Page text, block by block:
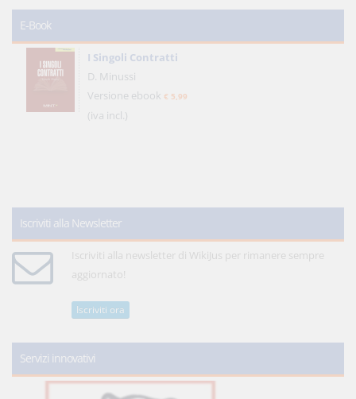
E-Book
I Singoli Contratti
D. Minussi
Versione ebook € 5,99
(iva incl.)
Iscriviti alla Newsletter
Iscriviti alla newsletter di WikiJus per rimanere sempre
aggiornato!
Iscriviti ora
Servizi innovativi